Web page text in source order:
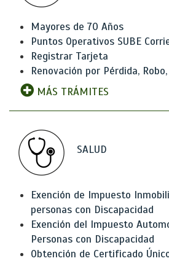
Mayores de 70 Años
Puntos Operativos SUBE
Registrar Tarjeta
Renovación por Pérdida,
MÁS TRÁMITES
SALUD
Exención de Impuesto
personas con Discapacidad
Exención del Impuesto
Personas con Discapacidad
Obtención de Certificado